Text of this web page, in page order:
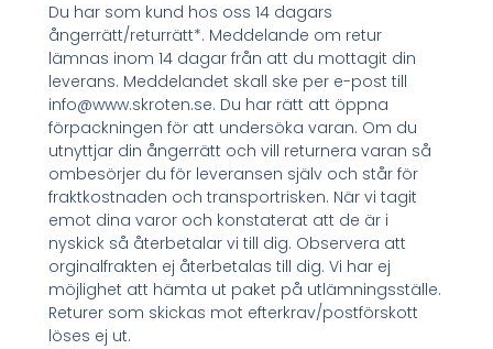
Du har som kund hos oss 14 dagars
ångerrätt/returrätt*. Meddelande om retur
lämnas inom 14 dagar från att du mottagit din
leverans. Meddelandet skall ske per e-post till
info@www.skroten.se. Du har rätt att öppna
förpackningen för att undersöka varan. Om du
utnyttjar din ångerrätt och vill returnera varan så
ombesörjer du för leveransen själv och står för
fraktkostnaden och transportrisken. När vi tagit
emot dina varor och konstaterat att de är i
nyskick så återbetalar vi till dig. Observera att
orginalfrakten ej återbetalas till dig. Vi har ej
möjlighet att hämta ut paket på utlämningsställe.
Returer som skickas mot efterkrav/postförskott
löses ej ut.